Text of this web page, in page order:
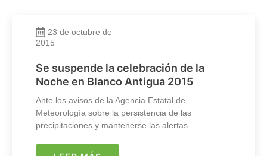
23 de octubre de
2015
Se suspende la celebración de la
Noche en Blanco Antigua 2015
Ante los avisos de la Agencia Estatal de
Meteorología sobre la persistencia de las
precipitaciones y mantenerse las alertas…